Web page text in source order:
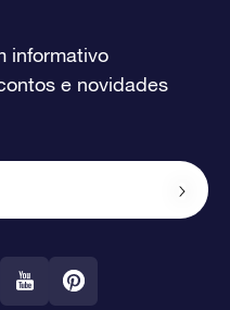
informativo
e novidades